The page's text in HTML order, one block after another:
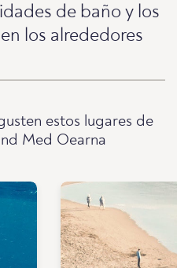
de baño y los
los alrededores
estos lugares de
Med Oearna